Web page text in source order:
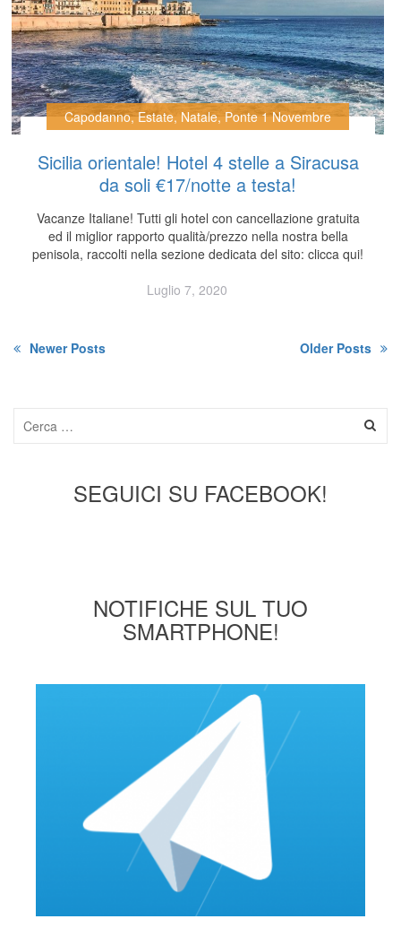
Capodanno,Estate, Natale, Ponte 1 Novembre
Sicilia orientale! Hotel 4 stelle a Siracusa
da soli €17/notte a testa!
Vacanze Italiane! Tutti gli hotel con cancellazione gratuita
ed il miglior rapporto qualità/prezzo nella nostra bella
penisola, raccolti nella sezione dedicata del sito: clicca qui!
Luglio 7, 2020
Newer Posts Older Posts
SEGUICI SU FACEBOOK!
NOTIFICHE SUL TUO
SMARTPHONE!